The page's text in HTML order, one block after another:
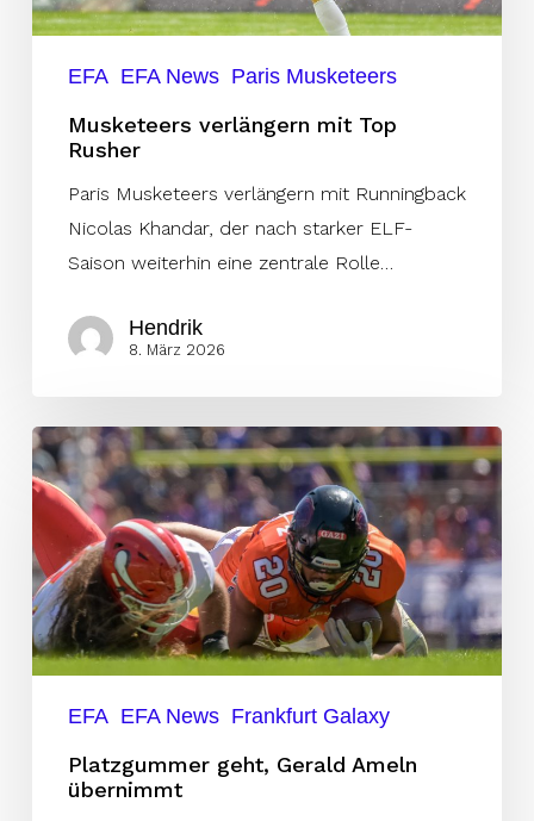
EFA EFA News Paris Musketeers
Musketeers verlängern mit Top
Rusher
Paris Musketeers verlängern mit Runningback
Nicolas Khandar, der nach starker ELF-
Saison weiterhin eine zentrale Rolle…
Hendrik
8. März 2026
Platzgummer
geht,
Gerald
Ameln
übernimmt
EFA EFA News Frankfurt Galaxy
Platzgummer geht, Gerald Ameln
übernimmt